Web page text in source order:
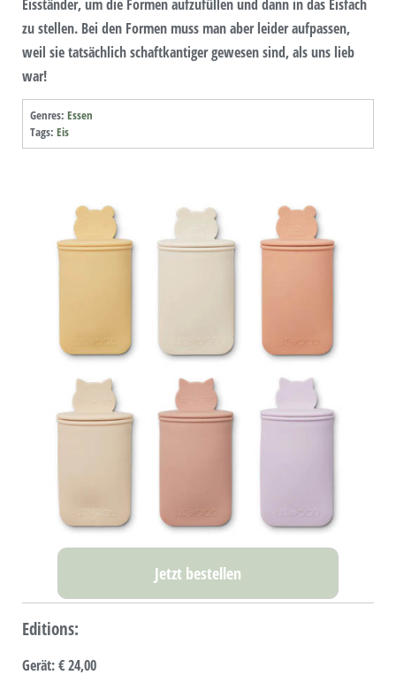
Eisständer, um die Formen aufzufüllen und dann in das Eisfach
zu stellen. Bei den Formen muss man aber leider aufpassen,
weil sie tatsächlich schaftkantiger gewesen sind, als uns lieb
war!
Genres: Essen
Tags: Eis
Jetzt bestellen
Editions:
Gerät:€ 24,00